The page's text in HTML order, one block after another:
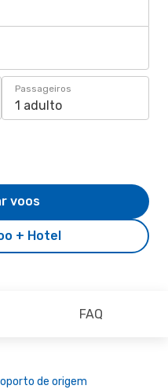
Passageiros
1 adulto
+ Hotel
voos
FAQ
de origem